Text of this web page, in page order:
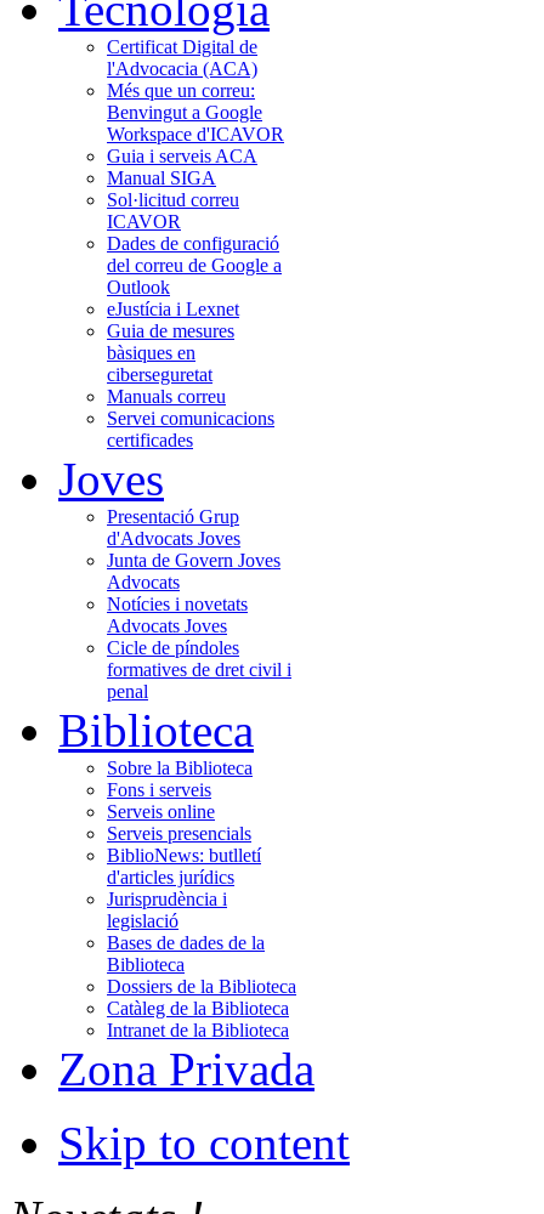
Certificat Digital de
l'Advocacia (ACA)
Més que un correu:
Benvingut a Google
Workspace d'ICAVOR
Guia i serveis ACA
Manual SIGA
Sol·licitud correu
ICAVOR
Dades de configuració
del correu de Google a
Outlook
eJustícia i Lexnet
Guia de mesures
bàsiques en
ciberseguretat
Manuals correu
Servei comunicacions
certificades
Joves
Presentació Grup
d'Advocats Joves
Junta de Govern Joves
Advocats
Notícies i novetats
Advocats Joves
Cicle de píndoles
formatives de dret civil i
penal
Biblioteca
Sobre la Biblioteca
Fons i serveis
Serveis online
Serveis presencials
BiblioNews: butlletí
d'articles jurídics
Jurisprudència i
legislació
Bases de dades de la
Biblioteca
Dossiers de la Biblioteca
Catàleg de la Biblioteca
Intranet de la Biblioteca
Zona Privada
Skip to content